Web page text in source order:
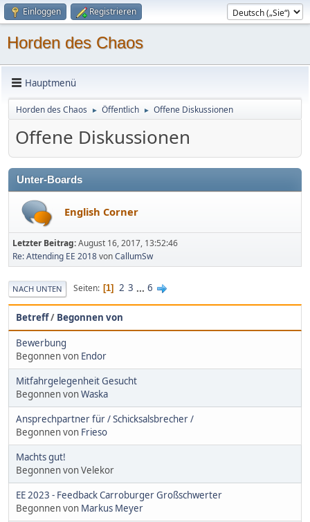
Einloggen Registrieren
Horden des Chaos
Hauptmenü
Horden des Chaos ► Öffentlich ► Offene Diskussionen
Offene Diskussionen
Unter-Boards
English Corner
Letzter Beitrag:August 16, 2017, 13:52:46
Re: Attending EE 2018vonCallumSw
NACH UNTEN Seiten 1 2 3 ... 6
Betreff/ Begonnen von
Bewerbung
Begonnen von Endor
Mitfahrgelegenheit Gesucht
Begonnen vonWaska
Ansprechpartner für / Schicksalsbrecher /
Begonnen von Frieso
Machts gut!
Begonnen von Velekor
EE 2023 - Feedback Carroburger Großschwerter
Begonnen von Markus Meyer